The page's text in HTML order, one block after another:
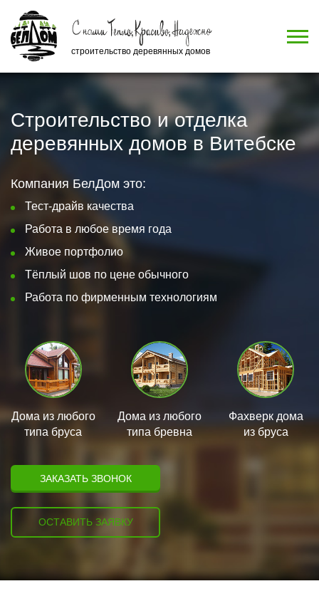
строительство деревянных домов
Строительство и отделка
деревянных домов в Витебске
Компания БелДом это:
Тест-драйв качества
Работа в любое время года
Живое портфолио
Тёплый шов по цене обычного
Работа по фирменным технологиям
Дома из любого
типа бруса
Дома из любого
типа бревна
Фахверк дома
из бруса
ЗАКАЗАТЬ ЗВОНОК
ОСТАВИТЬ ЗАЯВКУ